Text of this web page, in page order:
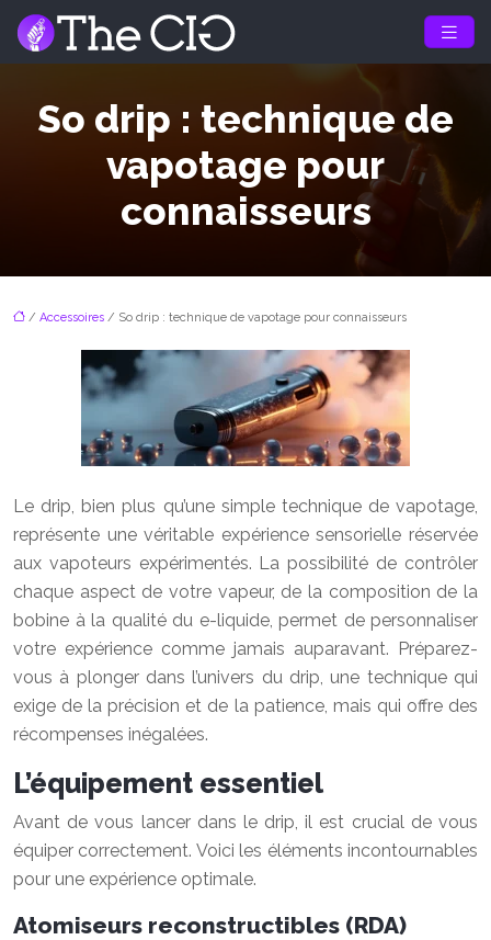
So drip : technique de
vapotage pour
connaisseurs
/ Accessoires / So drip : technique de vapotage pour connaisseurs
Le drip, bien plus qu’une simple technique de vapotage,
représente une véritable expérience sensorielle réservée
aux vapoteurs expérimentés. La possibilité de contrôler
chaque aspect de votre vapeur, de la composition de la
bobine à la qualité du e-liquide, permet de personnaliser
votre expérience comme jamais auparavant. Préparez-
vous à plonger dans l’univers du drip, une technique qui
exige de la précision et de la patience, mais qui offre des
récompenses inégalées.
L’équipement essentiel
Avant de vous lancer dans le drip, il est crucial de vous
équiper correctement. Voici les éléments incontournables
pour une expérience optimale.
Atomiseurs reconstructibles (RDA)